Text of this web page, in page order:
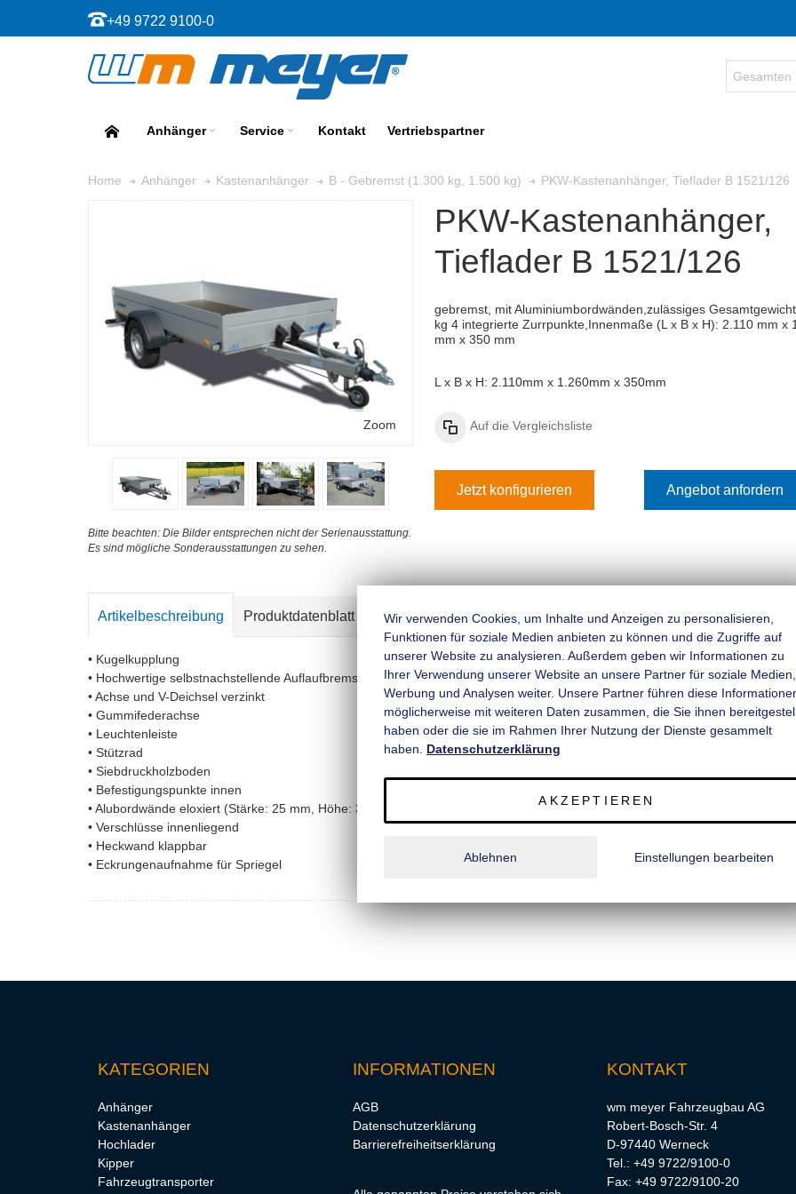
+49 9722 9100-0
Anhänger Service Kontakt Vertriebspartner
Home Anhänger Kastenanhänger B - Gebremst (1.300 kg, 1.500 kg) PKW-Kastenanhänger, Tieflader B 1521/126
Zoom
Bitte beachten: Die Bilder entsprechen nicht der Serienausstattung.
Es sind mögliche Sonderausstattungen zu sehen.
PKW-Kastenanhänger,
Tieflader B 1521/126
gebremst, mit Aluminiumbordwänden,zulässiges
kg 4 integrierte Zurrpunkte,Innenmaße (L x B x H): 2.110 mm x
mm x 350 mm
L x B x H: 2.110mm x 1.260mm x 350mm
Auf die Vergleichsliste
Jetzt konfigurieren Angebot anfordern
Artikelbeschreibung Produktdatenblatt Konfigurieren & Bestellen Angebot einholen
• Kugelkupplung
• Hochwertige selbstnachstellende Auflaufbremse mit Rückfahrautomatik
• Achse und V-Deichsel verzinkt
• Gummifederachse
• Leuchtenleiste
• Stützrad
• Siebdruckholzboden
• Befestigungspunkte innen
• Alubordwände eloxiert (Stärke: 25 mm, Höhe: 350 mm)
• Verschlüsse innenliegend
• Heckwand klappbar
• Eckrungenaufnahme für Spriegel
KATEGORIEN
Anhänger
Kastenanhänger
Hochlader
Kipper
Fahrzeugtransporter
INFORMATIONEN
AGB
Datenschutzerklärung
Barrierefreiheitserklärung
KONTAKT
wm meyer Fahrzeugbau AG
Robert-Bosch-Str. 4
D-97440 Werneck
Tel.: +49 9722/9100-0
Fax: +49 9722/9100-20
Wir verwenden Cookies, um Inhalte und Anzeigen zu personalisieren,
Funktionen für soziale Medien anbieten zu können und die Zugriffe auf
unserer Website zu analysieren. Außerdem geben wir Informationen zu
Ihrer Verwendung unserer Website an unsere Partner für soziale Medien,
Werbung und Analysen weiter. Unsere Partner führen diese
möglicherweise mit weiteren Daten zusammen, die Sie ihnen
haben oder die sie im Rahmen Ihrer Nutzung der Dienste gesammelt
haben. Datenschutzerklärung
AKZEPTIEREN
Ablehnen Einstellungen bearbeiten